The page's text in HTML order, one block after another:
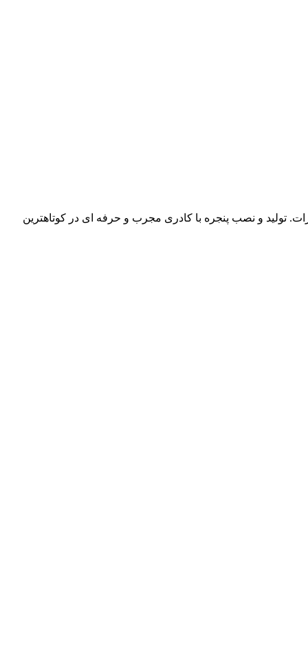
و نصب پنجره با کادری مجرب و حرفه ای در کوتاهترین